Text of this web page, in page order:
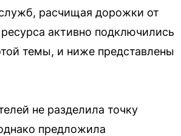
расчищая дорожки от
ресурса активно подключились
темы, и ниже представлены
не разделила точку
предложила